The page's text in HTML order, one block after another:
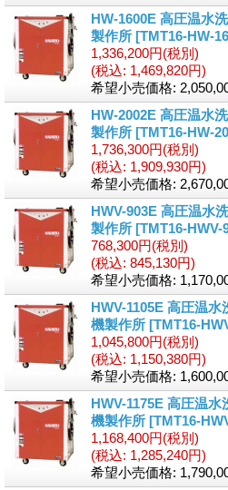
HW-1600E 高圧温水
製作所 [TMT16-HW-
1,336,200円(税別)
(税込: 1,469,820円)
希望小売価格:
HW-2002E 高圧温水
製作所 [TMT16-HW-
1,736,300円(税別)
(税込: 1,909,930円)
希望小売価格:
HWV-903E 高圧温水
製作所 [TMT16-HWV-
768,300円(税別)
(税込: 845,130円)
希望小売価格:
HWV-1105E 高圧温
機製作所 [TMT16-
1,045,800円(税別)
(税込: 1,150,380円)
希望小売価格:
HWV-1175E 高圧温
機製作所 [TMT16-
1,168,400円(税別)
(税込: 1,285,240円)
希望小売価格: